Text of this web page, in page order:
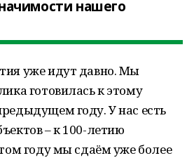
нашего
уже идут давно. Мы
готовилась к этому
году. У нас есть
– к 100-летию
году мы сдаём уже более